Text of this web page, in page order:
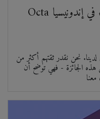
Octa هو أفضل أمان لأموال العملاء في إندونيسيا
لدينا. نحن نقدر ثقتهم أكثر من
الجائزة - فهي توضح أن